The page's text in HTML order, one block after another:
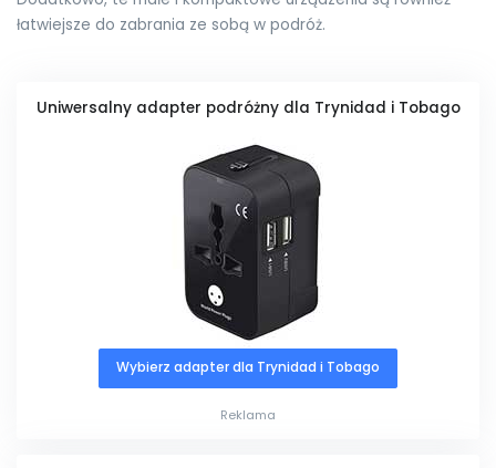
łatwiejsze do zabrania ze sobą w podróż.
Uniwersalny adapter podróżny dla Trynidad i Tobago
Wybierz adapter dla Trynidad i Tobago
Reklama